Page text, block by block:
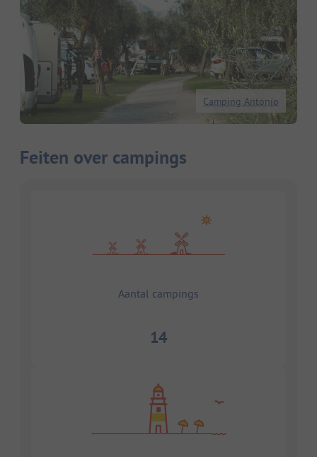
Camping Antonio
Feiten over campings
Aantal campings
14